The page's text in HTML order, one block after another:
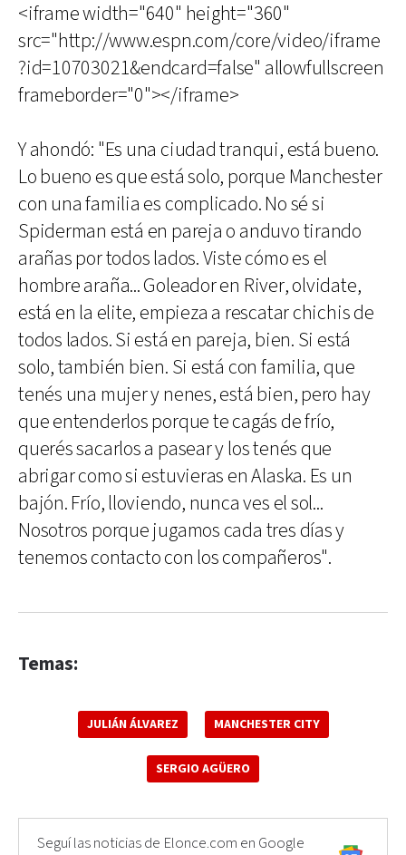
<iframe width="640" height="360"
src="http://www.espn.com/core/video/iframe
?id=10703021&endcard=false" allowfullscreen
frameborder="0"></iframe>
Y ahondó: "Es una ciudad tranqui, está bueno.
Lo bueno es que está solo, porque Manchester
con una familia es complicado. No sé si
Spiderman está en pareja o anduvo tirando
arañas por todos lados. Viste cómo es el
hombre araña... Goleador en River, olvidate,
está en la elite, empieza a rescatar chichis de
todos lados. Si está en pareja, bien. Si está
solo, también bien. Si está con familia, que
tenés una mujer y nenes, está bien, pero hay
que entenderlos porque te cagás de frío,
querés sacarlos a pasear y los tenés que
abrigar como si estuvieras en Alaska. Es un
bajón. Frío, lloviendo, nunca ves el sol...
Nosotros porque jugamos cada tres días y
tenemos contacto con los compañeros".
Temas:
JULIÁN ÁLVAREZ MANCHESTER CITY
SERGIO AGÜERO
Seguí las noticias de Elonce.com en Google